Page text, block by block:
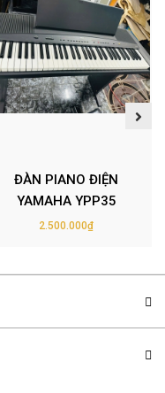
ĐÀN PIANO ĐIỆN
YAMAHA YPP35
2.500.000₫